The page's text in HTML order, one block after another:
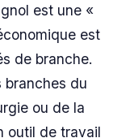
est une «
est
de branche.
branches du
ou de la
outil de travail